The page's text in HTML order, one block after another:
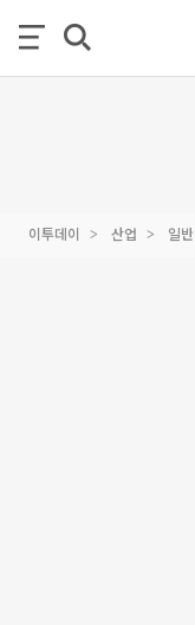
이투데이 산업 일반